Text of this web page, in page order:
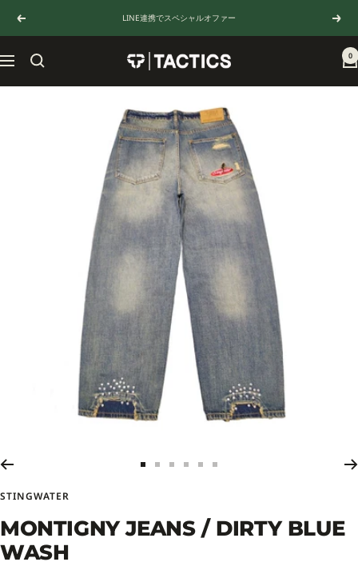
テ
ン
ツ
へ
戻
る
LINE連携でスペシャルオファー
次
へ
ナ
TACTICS
JAPAN
0
ス
ド
に
ス
ド
に
ス
ド
に
ス
ド
に
ス
ド
に
ス
ド
に
STINGWATER
MONTIGNY JEANS / DIRTY BLUE
WASH